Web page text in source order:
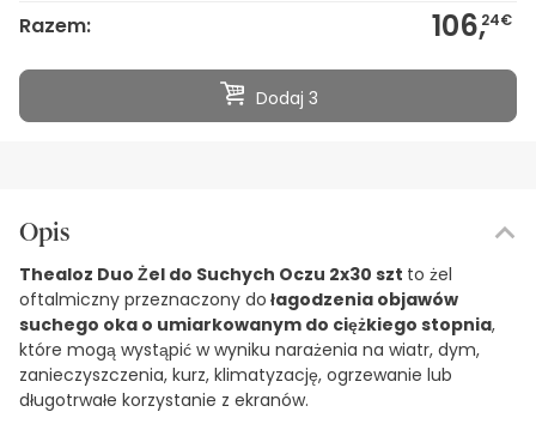
Razem: 106,24€
Dodaj 3
Opis
Thealoz Duo Żel do Suchych Oczu 2x30 szt to żel
oftalmiczny przeznaczony do łagodzenia objawów
suchego oka o umiarkowanym do ciężkiego stopnia,
które mogą wystąpić w wyniku narażenia na wiatr, dym,
zanieczyszczenia, kurz, klimatyzację, ogrzewanie lub
długotrwałe korzystanie z ekranów.